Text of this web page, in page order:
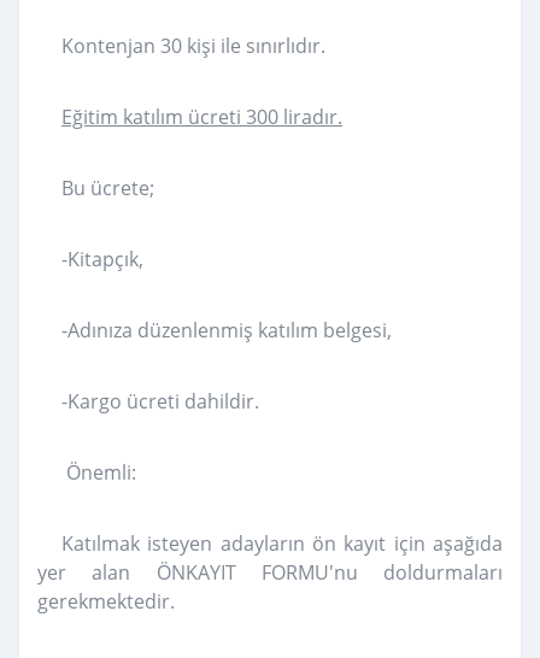
Kontenjan 30 kişi ile sınırlıdır.
Eğitim katılım ücreti 300 liradır.
Bu ücrete;
-Kitapçık,
-Adınıza düzenlenmiş katılım belgesi,
-Kargo ücreti dahildir.
Önemli:
Katılmak isteyen adayların ön kayıt için aşağıda
yer alan ÖNKAYIT FORMU'nu doldurmaları
gerekmektedir.